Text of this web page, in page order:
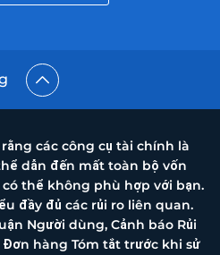
các công cụ tài chính là
dẫn đến mất toàn bộ vốn
có thể không phù hợp với bạn.
đầy đủ các rủi ro liên quan.
Người dùng, Cảnh báo Rủi
hàng Tóm tắt trước khi sử